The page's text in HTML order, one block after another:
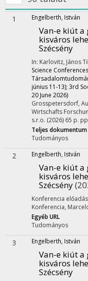
1 Engelberth, István
Van-e kiút a
kisváros
Szécsény
In: Karlovitz, János
Science
június 11-13); 3rd
20 June 2026)
Grosspetersdorf,
Wirtschafts
s.r.o. (2026) 65 p.
Teljes dokumentum
Tudományos
2 Engelberth, István
Van-e kiút a
kisváros
Szécsény
Konferencia előadás
Konferencia,
Egyéb URL
Tudományos
3 Engelberth, István
Van-e kiút a
kisváros
Szécsény